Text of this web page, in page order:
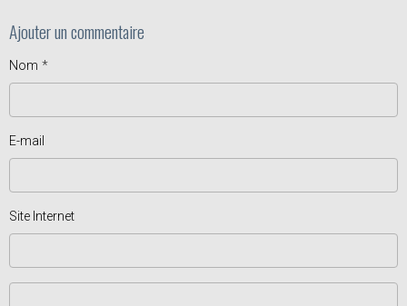
Ajouter un commentaire
Nom
E-mail
Site Internet